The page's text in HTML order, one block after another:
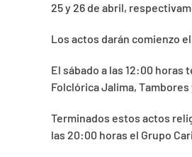
25 y 26 de abril,
Los actos darán comienzo
El sábado a las 12:00 horas
Folclórica Jalima,
Terminados estos actos
las 20:00 horas el Grupo